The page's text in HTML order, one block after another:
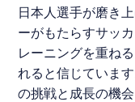
日本人選手が磨き
ーがもたらすサッ
レーニングを重ね
れると信じていま
の挑戦と成長の機